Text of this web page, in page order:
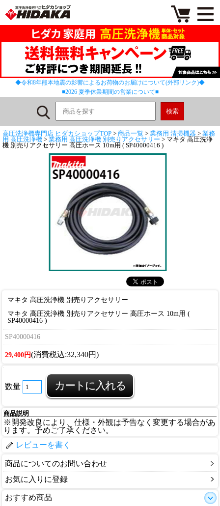
◆令和8年熊本地震の影響によるお荷物のお届けについて(外部リンク)◆
■2026 夏季休業期間の営業について■
高圧洗浄機専門店 ヒダカショップTOP > 商品一覧 > 業務用 清掃機器 > 業務
用 高圧洗浄機 > 業務用 高圧洗浄機 別売りアクセサリー > マキタ 高圧洗浄
機 別売りアクセサリー 高圧ホース 10m用 ( SP40000416 )
マキタ 高圧洗浄機 別売りアクセサリー
マキタ 高圧洗浄機 別売りアクセサリー 高圧ホース 10m用 (
SP40000416 )
SP40000416
29,400円(消費税込:32,340円)
数量
商品説明
※開発改良により、仕様・外観は予告なく変更する場合があ
ります。予めご了承ください。
レビューを書く
商品についてのお問い合わせ
お気に入りに登録
おすすめ商品